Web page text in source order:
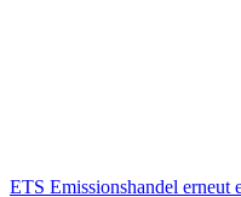
ETS Emissionshandel erneut